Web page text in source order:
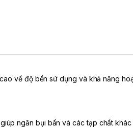
về độ bền sử dụng và khả năng
ngăn bụi bẩn và các tạp chất khác